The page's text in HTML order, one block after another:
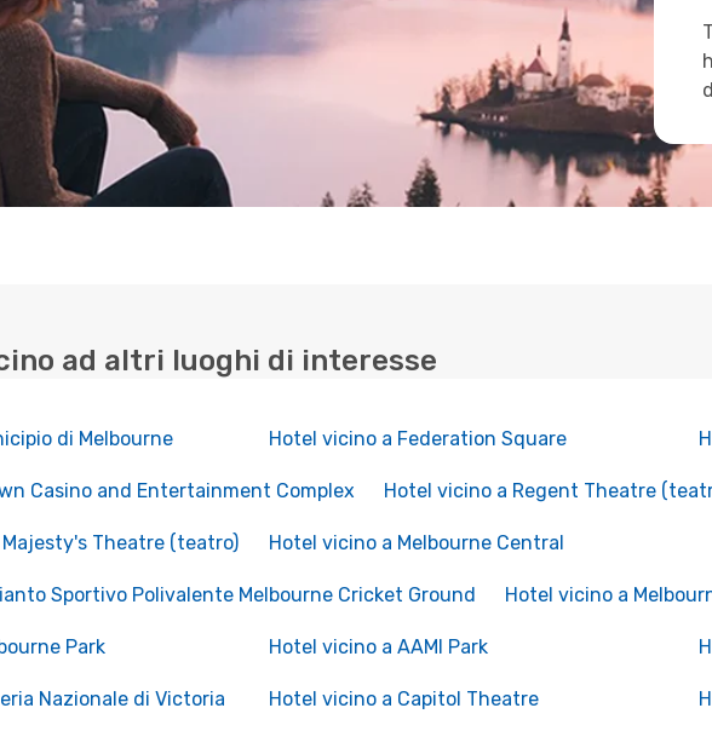
ad altri luoghi di interesse
di Melbourne Hotel vicino a Federation Square
Casino and Entertainment Complex Hotel vicino a Regent Theatre
Theatre (teatro) Hotel vicino a Melbourne Central
Sportivo Polivalente Melbourne Cricket Ground Hotel vicino a
Park Hotel vicino a AAMI Park
Nazionale di Victoria Hotel vicino a Capitol Theatre